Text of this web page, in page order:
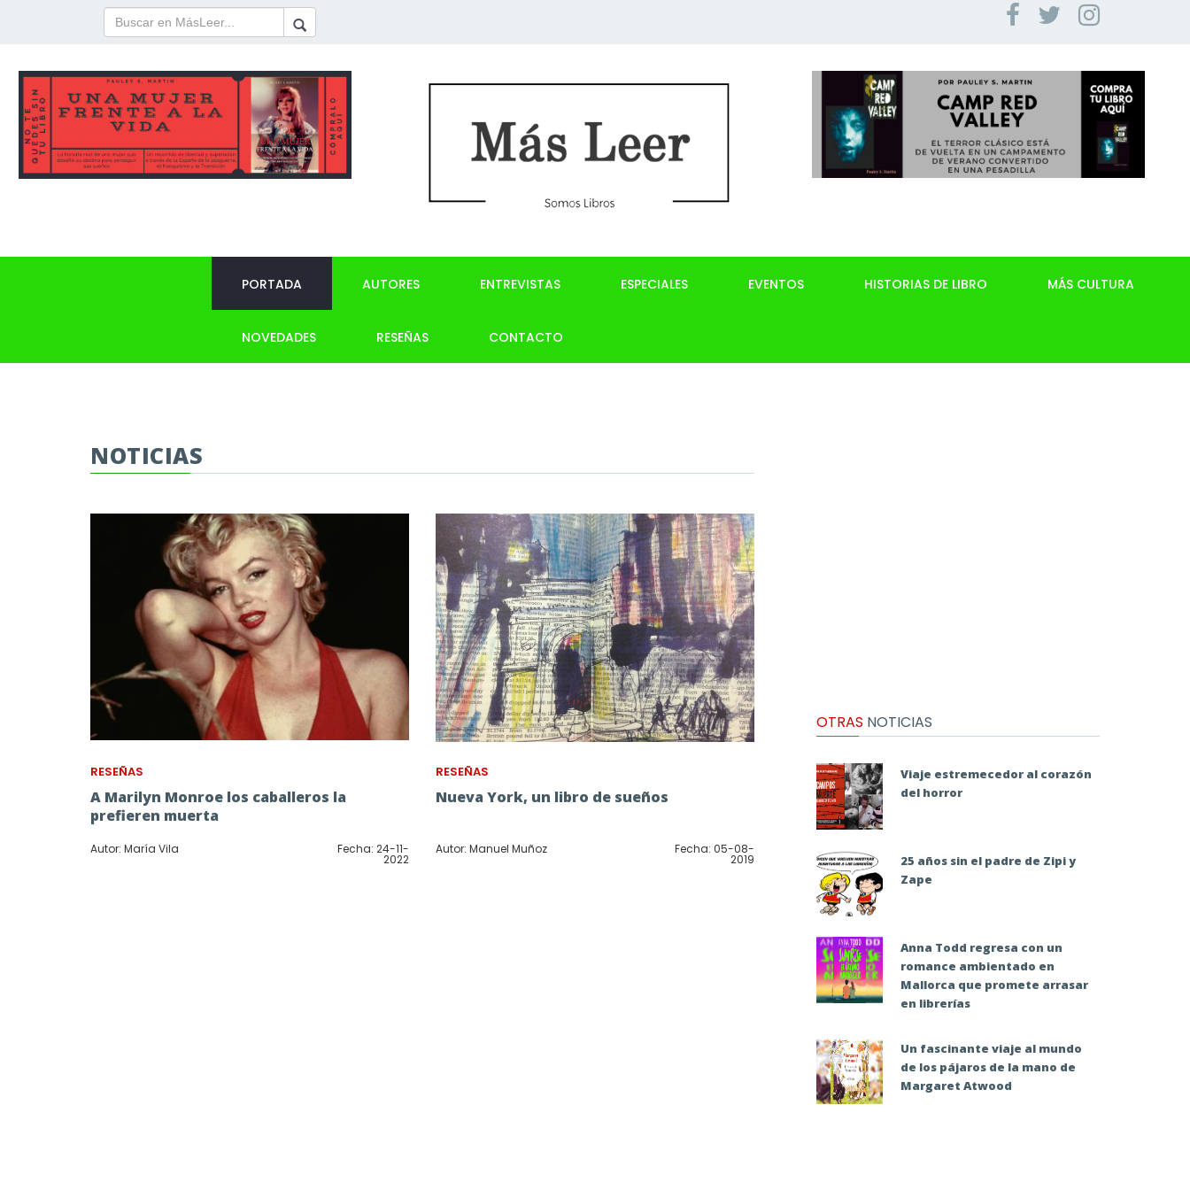
PORTADA AUTORES ENTREVISTAS ESPECIALES EVENTOS HISTORIAS DE LIBRO MÁS CULTURA
NOVEDADES RESEÑAS CONTACTO
NOTICIAS
RESEÑAS
A Marilyn Monroe los caballeros la
prefieren muerta
Autor: María Vila Fecha: 24-11-
2022
RESEÑAS
Nueva York, un libro de sueños
Autor: Manuel Muñoz Fecha: 05-08-
2019
OTRAS NOTICIAS
Viaje estremecedor al corazón
del horror
25 años sin el padre de Zipi y
Zape
Anna Todd regresa con un
romance ambientado en
Mallorca que promete arrasar
en librerías
Un fascinante viaje al mundo
de los pájaros de la mano de
Margaret Atwood